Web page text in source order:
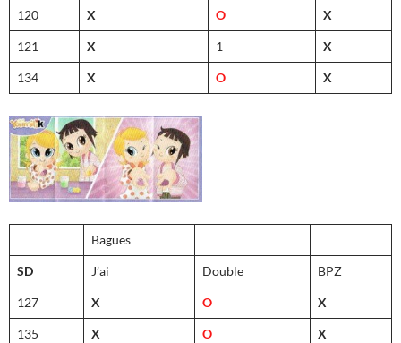
120 X O X
121 X 1 X
134 X O X
Bagues
SD J’ai Double BPZ
127 X O X
135 X O X